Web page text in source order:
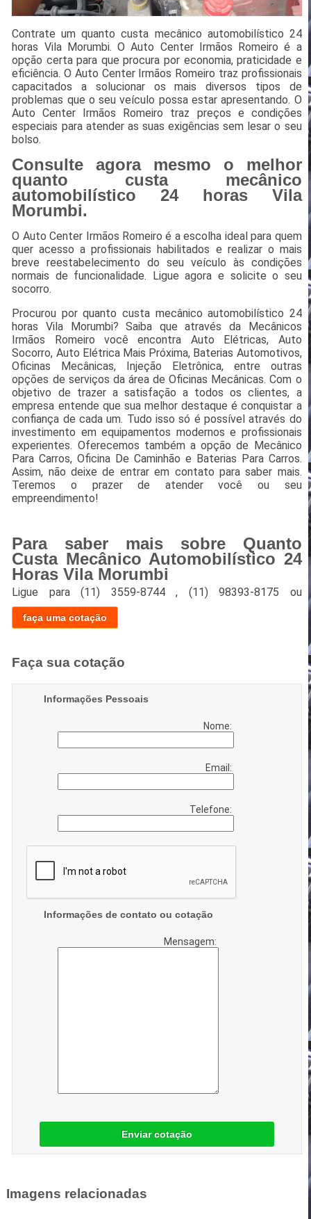
Contrate um quanto custa mecânico automobilístico 24
horas Vila Morumbi. O Auto Center Irmãos Romeiro é a
opção certa para que procura por economia, praticidade e
eficiência. O Auto Center Irmãos Romeiro traz profissionais
capacitados a solucionar os mais diversos tipos de
problemas que o seu veículo possa estar apresentando. O
Auto Center Irmãos Romeiro traz preços e condições
especiais para atender as suas exigências sem lesar o seu
bolso.
Consulte agora mesmo o melhor
quanto custa mecânico
automobilístico 24 horas Vila
Morumbi.
O Auto Center Irmãos Romeiro é a escolha ideal para quem
quer acesso a profissionais habilitados e realizar o mais
breve reestabelecimento do seu veículo às condições
normais de funcionalidade. Ligue agora e solicite o seu
socorro.
Procurou por quanto custa mecânico automobilístico 24
horas Vila Morumbi? Saiba que através da Mecânicos
Irmãos Romeiro você encontra Auto Elétricas, Auto
Socorro, Auto Elétrica Mais Próxima, Baterias Automotivos,
Oficinas Mecânicas, Injeção Eletrônica, entre outras
opções de serviços da área de Oficinas Mecânicas. Com o
objetivo de trazer a satisfação a todos os clientes, a
empresa entende que sua melhor destaque é conquistar a
confiança de cada um. Tudo isso só é possível através do
investimento em equipamentos modernos e profissionais
experientes. Oferecemos também a opção de Mecânico
Para Carros, Oficina De Caminhão e Baterias Para Carros.
Assim, não deixe de entrar em contato para saber mais.
Teremos o prazer de atender você ou seu
empreendimento!
Para saber mais sobre Quanto
Custa Mecânico Automobilístico 24
Horas Vila Morumbi
Ligue para(11) 3559-8744 , (11) 98393-8175 ou
faça uma cotação
Faça sua cotação
Informações Pessoais
Nome:
Email:
Telefone:
Informações de contato ou cotação
Mensagem:
Enviar cotação
Imagens relacionadas